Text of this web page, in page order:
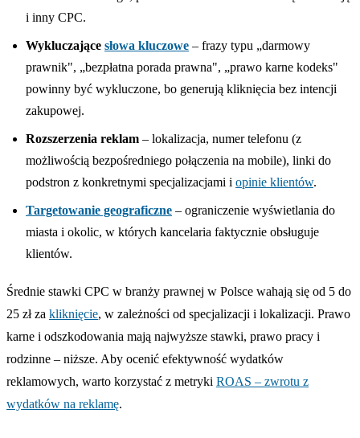
i inny CPC.
Wykluczające słowa kluczowe – frazy typu „darmowy
prawnik", „bezpłatna porada prawna", „prawo karne kodeks"
powinny być wykluczone, bo generują kliknięcia bez intencji
zakupowej.
Rozszerzenia reklam – lokalizacja, numer telefonu (z
możliwością bezpośredniego połączenia na mobile), linki do
podstron z konkretnymi specjalizacjami i opinie klientów.
Targetowanie geograficzne – ograniczenie wyświetlania do
miasta i okolic, w których kancelaria faktycznie obsługuje
klientów.
Średnie stawki CPC w branży prawnej w Polsce wahają się od 5 do
25 zł za kliknięcie, w zależności od specjalizacji i lokalizacji. Prawo
karne i odszkodowania mają najwyższe stawki, prawo pracy i
rodzinne – niższe. Aby ocenić efektywność wydatków
reklamowych, warto korzystać z metryki ROAS – zwrotu z
wydatków na reklamę.